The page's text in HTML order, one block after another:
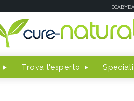
Trova l'esperto Speciali